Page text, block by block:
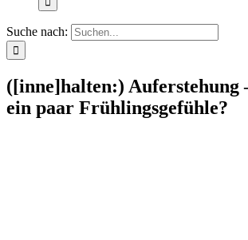
Suche nach:
([inne]halten:) Auferstehung
ein paar Frühlingsgefühle?